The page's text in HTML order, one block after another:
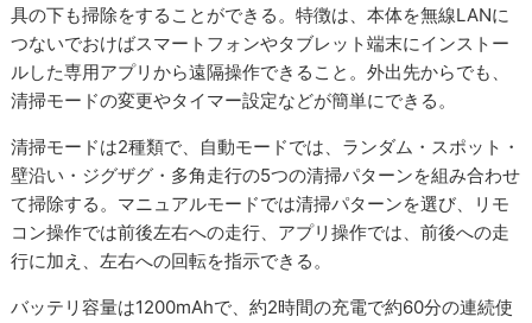
具の下も掃除をすることができる。特徴は、本体を無線LANに
つないでおけばスマートフォンやタブレット端末にインストー
ルした専用アプリから遠隔操作できること。外出先からでも、
清掃モードの変更やタイマー設定などが簡単にできる。
清掃モードは2種類で、自動モードでは、ランダム・スポット・
壁沿い・ジグザグ・多角走行の5つの清掃パターンを組み合わせ
て掃除する。マニュアルモードでは清掃パターンを選び、リモ
コン操作では前後左右への走行、アプリ操作では、前後への走
行に加え、左右への回転を指示できる。
バッテリ容量は1200mAhで、約2時間の充電で約60分の連続使